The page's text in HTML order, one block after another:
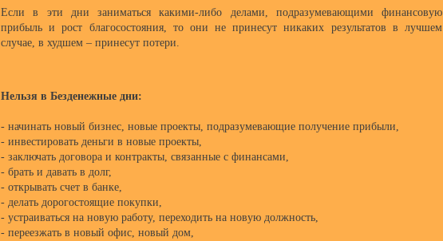
Если в эти дни заниматься какими-либо делами, подразумевающими финансовую
прибыль и рост благосостояния, то они не принесут никаких результатов в лучшем
случае, в худшем – принесут потери.
Нельзя в Безденежные дни:
- начинать новый бизнес, новые проекты, подразумевающие получение прибыли,
- инвестировать деньги в новые проекты,
- заключать договора и контракты, связанные с финансами,
- брать и давать в долг,
- открывать счет в банке,
- делать дорогостоящие покупки,
- устраиваться на новую работу, переходить на новую должность,
- переезжать в новый офис, новый дом,